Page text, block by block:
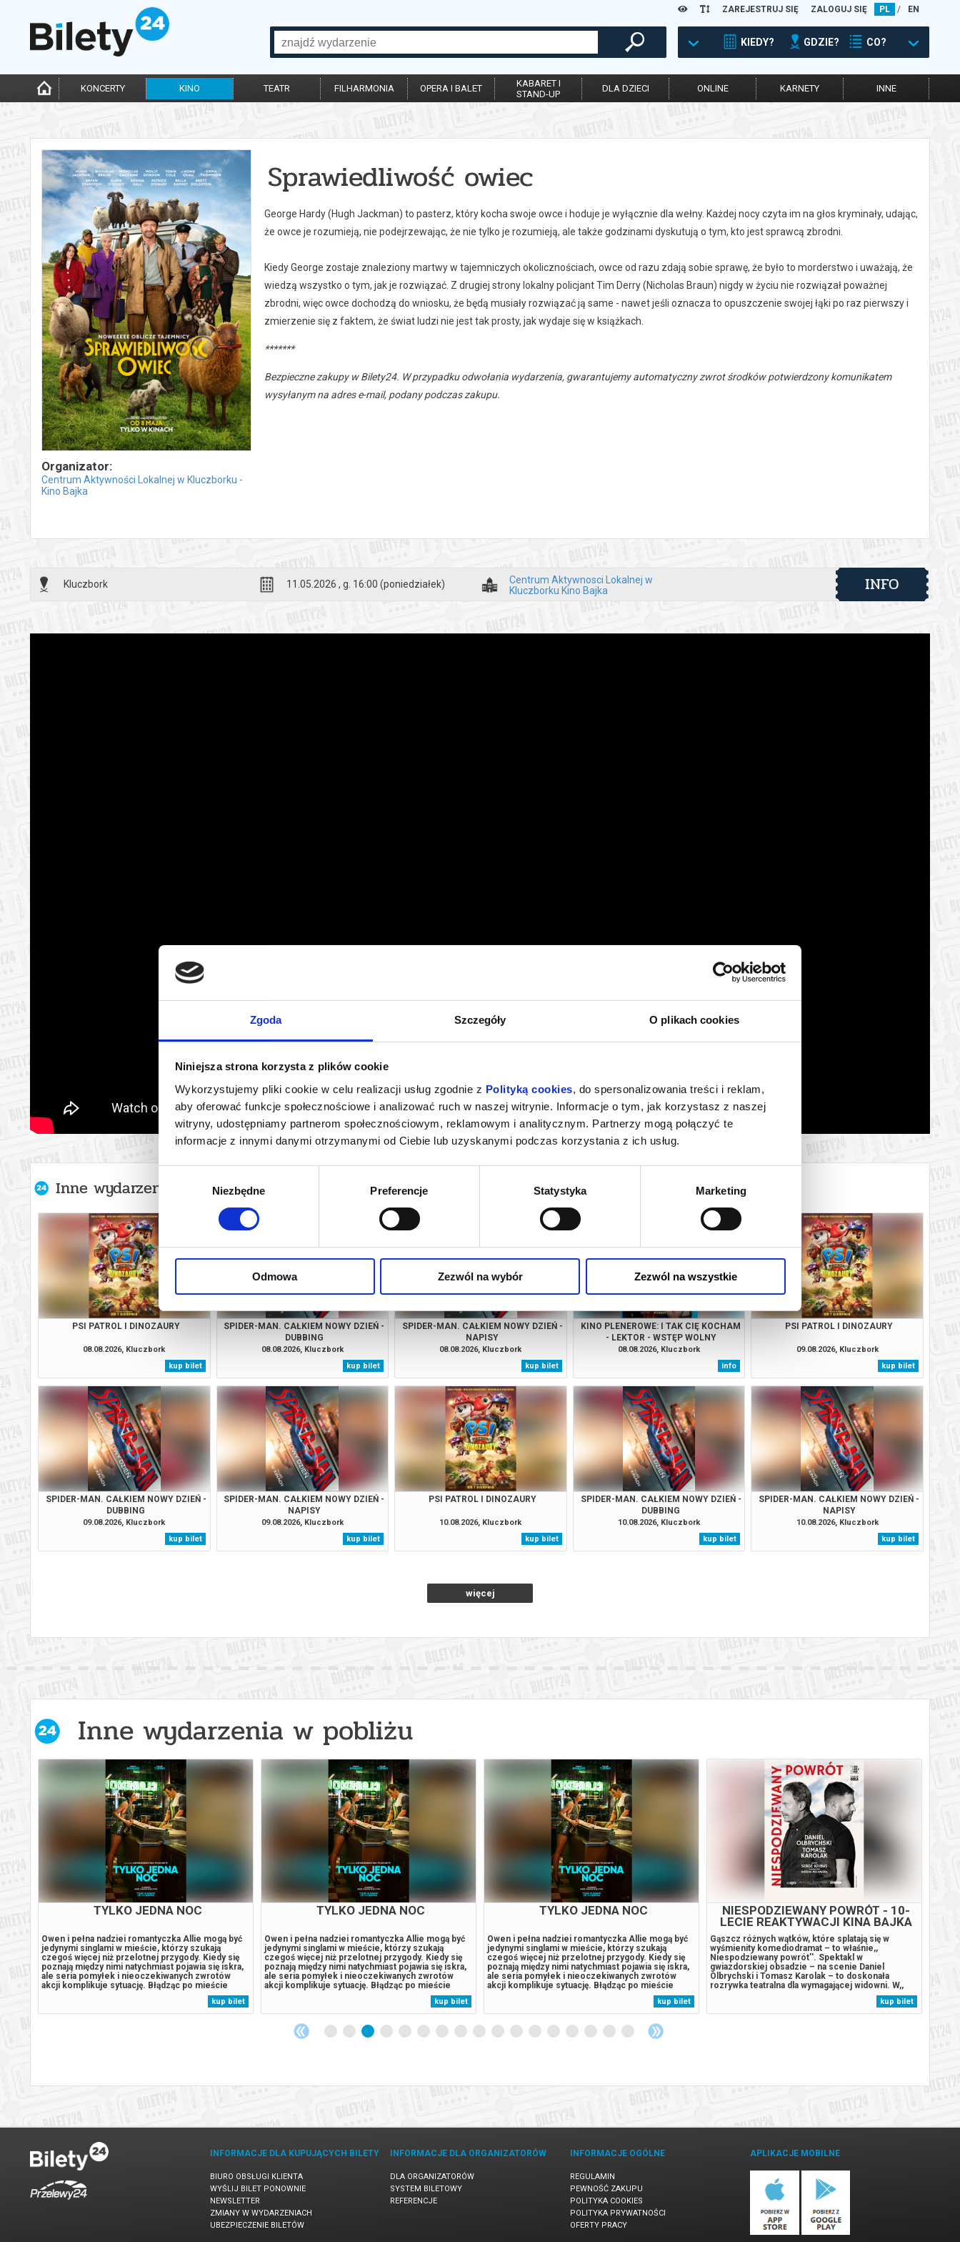
Zgoda Szczegóły O plikach cookies
Niniejsza strona korzysta z plików cookie
Wykorzystujemy pliki cookie w celu realizacji usług zgodnie z Polityką cookies, do spersonalizowania treści i reklam,
aby oferować funkcje społecznościowe i analizować ruch w naszej witrynie. Informacje o tym, jak korzystasz z naszej
witryny, udostępniamy partnerom społecznościowym, reklamowym i analitycznym. Partnerzy mogą połączyć te
informacje z innymi danymi otrzymanymi od Ciebie lub uzyskanymi podczas korzystania z ich usług.
zgody
Niezbędne Preferencje Statystyka Marketing
Odmowa Zezwól na wybór Zezwól na wszystkie
ZAREJESTRUJ SIĘ ZALOGUJ SIĘ PL / EN
KIEDY? GDZIE? CO?
KONCERTY KINO TEATR FILHARMONIA OPERA I BALET
KABARET I
STAND-UP
DLA DZIECI ONLINE KARNETY INNE
Organizator:
Centrum Aktywności Lokalnej w Kluczborku -
Kino Bajka
Sprawiedliwość owiec
George Hardy (Hugh Jackman) to pasterz, który kocha swoje owce i hoduje je wyłącznie dla wełny. Każdej nocy czyta im na głos kryminały, udając,
że owce je rozumieją, nie podejrzewając, że nie tylko je rozumieją, ale także godzinami dyskutują o tym, kto jest sprawcą zbrodni.
Kiedy George zostaje znaleziony martwy w tajemniczych okolicznościach, owce od razu zdają sobie sprawę, że było to morderstwo i uważają, że
wiedzą wszystko o tym, jak je rozwiązać. Z drugiej strony lokalny policjant Tim Derry (Nicholas Braun) nigdy w życiu nie rozwiązał poważnej
zbrodni, więc owce dochodzą do wniosku, że będą musiały rozwiązać ją same - nawet jeśli oznacza to opuszczenie swojej łąki po raz pierwszy i
zmierzenie się z faktem, że świat ludzi nie jest tak prosty, jak wydaje się w książkach.
*******
Bezpieczne zakupy w Bilety24. W przypadku odwołania wydarzenia, gwarantujemy automatyczny zwrot środków potwierdzony komunikatem
wysyłanym na adres e-mail, podany podczas zakupu.
Kluczbork 11.05.2026 , g. 16:00 (poniedziałek)
Centrum Aktywnosci Lokalnej w
Kluczborku Kino Bajka
INFO
Inne wydarzenia organizatora
PSI PATROL I DINOZAURY
08.08.2026, Kluczbork
kup bilet
SPIDER-MAN. CAŁKIEM NOWY DZIEŃ -
DUBBING
08.08.2026, Kluczbork
kup bilet
SPIDER-MAN. CAŁKIEM NOWY DZIEŃ -
NAPISY
08.08.2026, Kluczbork
kup bilet
KINO PLENEROWE: I TAK CIĘ KOCHAM
- LEKTOR - WSTĘP WOLNY
08.08.2026, Kluczbork
info
PSI PATROL I DINOZAURY
09.08.2026, Kluczbork
kup bilet
SPIDER-MAN. CAŁKIEM NOWY DZIEŃ -
DUBBING
09.08.2026, Kluczbork
kup bilet
SPIDER-MAN. CAŁKIEM NOWY DZIEŃ -
NAPISY
09.08.2026, Kluczbork
kup bilet
PSI PATROL I DINOZAURY
10.08.2026, Kluczbork
kup bilet
SPIDER-MAN. CAŁKIEM NOWY DZIEŃ -
DUBBING
10.08.2026, Kluczbork
kup bilet
SPIDER-MAN. CAŁKIEM NOWY DZIEŃ -
NAPISY
10.08.2026, Kluczbork
kup bilet
więcej
Inne wydarzenia w pobliżu
TYLKO JEDNA NOC
Owen i pełna nadziei romantyczka Allie mogą być
jedynymi singlami w mieście, którzy szukają
czegoś więcej niż przelotnej przygody. Kiedy się
poznają między nimi natychmiast pojawia się iskra,
ale seria pomyłek i nieoczekiwanych zwrotów
akcji komplikuje sytuację. Błądząc po mieście
odkrywają, że to, czego pragną najbardziej, jest
bliżej, niż im się wydaje. *SEANSE WYŚWIETLAMY
OD 5 WIDZÓW******* Bezpieczne...
kup bilet
TYLKO JEDNA NOC
Owen i pełna nadziei romantyczka Allie mogą być
jedynymi singlami w mieście, którzy szukają
czegoś więcej niż przelotnej przygody. Kiedy się
poznają między nimi natychmiast pojawia się iskra,
ale seria pomyłek i nieoczekiwanych zwrotów
akcji komplikuje sytuację. Błądząc po mieście
odkrywają, że to, czego pragną najbardziej, jest
bliżej, niż im się wydaje. *SEANSE WYŚWIETLAMY
OD 5 WIDZÓW******* Bezpieczne...
kup bilet
TYLKO JEDNA NOC
Owen i pełna nadziei romantyczka Allie mogą być
jedynymi singlami w mieście, którzy szukają
czegoś więcej niż przelotnej przygody. Kiedy się
poznają między nimi natychmiast pojawia się iskra,
ale seria pomyłek i nieoczekiwanych zwrotów
akcji komplikuje sytuację. Błądząc po mieście
odkrywają, że to, czego pragną najbardziej, jest
bliżej, niż im się wydaje. *SEANSE WYŚWIETLAMY
OD 5 WIDZÓW******* Bezpieczne...
kup bilet
NIESPODZIEWANY POWRÓT - 10-
LECIE REAKTYWACJI KINA BAJKA
W KLUCZBORKU
Gąszcz różnych wątków, które splatają się w
wyśmienity komediodramat – to właśnie,,
Niespodziewany powrót''. Spektakl w
gwiazdorskiej obsadzie – na scenie Daniel
Olbrychski i Tomasz Karolak – to doskonała
rozrywka teatralna dla wymagającej widowni. W,,
Niespodziewanym powrocie'' Daniel Olbrychski
wciela się w postać aktora, który ma zagrać króla
Leara. Szczególna trema i wielkie nadzieje
kup bilet
INFORMACJE DLA KUPUJĄCYCH BILETY
BIURO OBSŁUGI KLIENTA
WYŚLIJ BILET PONOWNIE
NEWSLETTER
ZMIANY W WYDARZENIACH
UBEZPIECZENIE BILETÓW
INFORMACJE DLA ORGANIZATORÓW
DLA ORGANIZATORÓW
SYSTEM BILETOWY
REFERENCJE
INFORMACJE OGÓLNE
REGULAMIN
PEWNOŚĆ ZAKUPU
POLITYKA COOKIES
POLITYKA PRYWATNOŚCI
OFERTY PRACY
APLIKACJE MOBILNE